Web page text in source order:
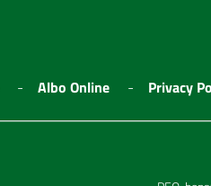
Albo Online Privacy